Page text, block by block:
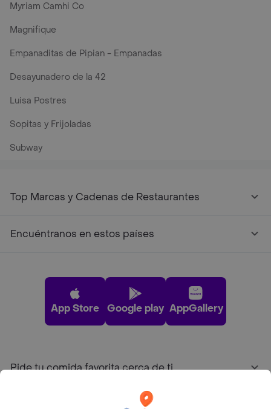
Myriam Camhi Co
Magnifique
Empanaditas de Pipian - Empanadas
Desayunadero de la 42
Luisa Postres
Sopitas y Frijoladas
Subway
Top Marcas y Cadenas de Restaurantes
Encuéntranos en estos países
App Store Google play AppGallery
Pide tu comida favorita cerca de ti